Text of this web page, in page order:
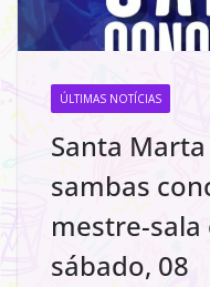
ÚLTIMAS NOTÍCIAS
Santa
sambas
mestre-
sábado, 08